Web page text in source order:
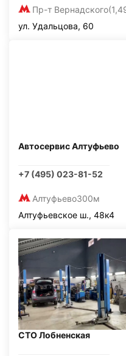
Пр-т Вернадского
ул. Удальцова, 60
Автосервис Алтуфьево
+7 (495) 023-81-52
Алтуфьево300м
Алтуфьевское ш., 48к4
СТО Лобненская